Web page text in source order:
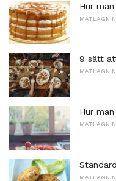
Hur
9 sätt
Hur